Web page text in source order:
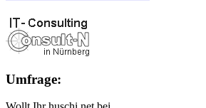
Umfrage: